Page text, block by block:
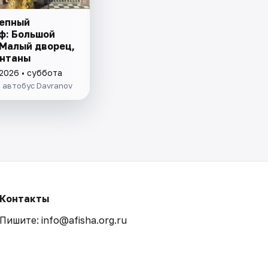
Большой
дворец,
• суббота
Davranov
Контакты
Пишите: info@afisha.org.ru